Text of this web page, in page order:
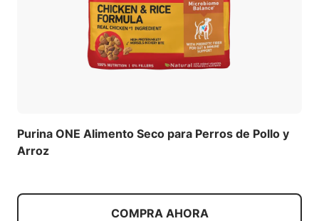
Purina ONE Alimento Seco para Perros de Pollo y
Arroz
COMPRA AHORA